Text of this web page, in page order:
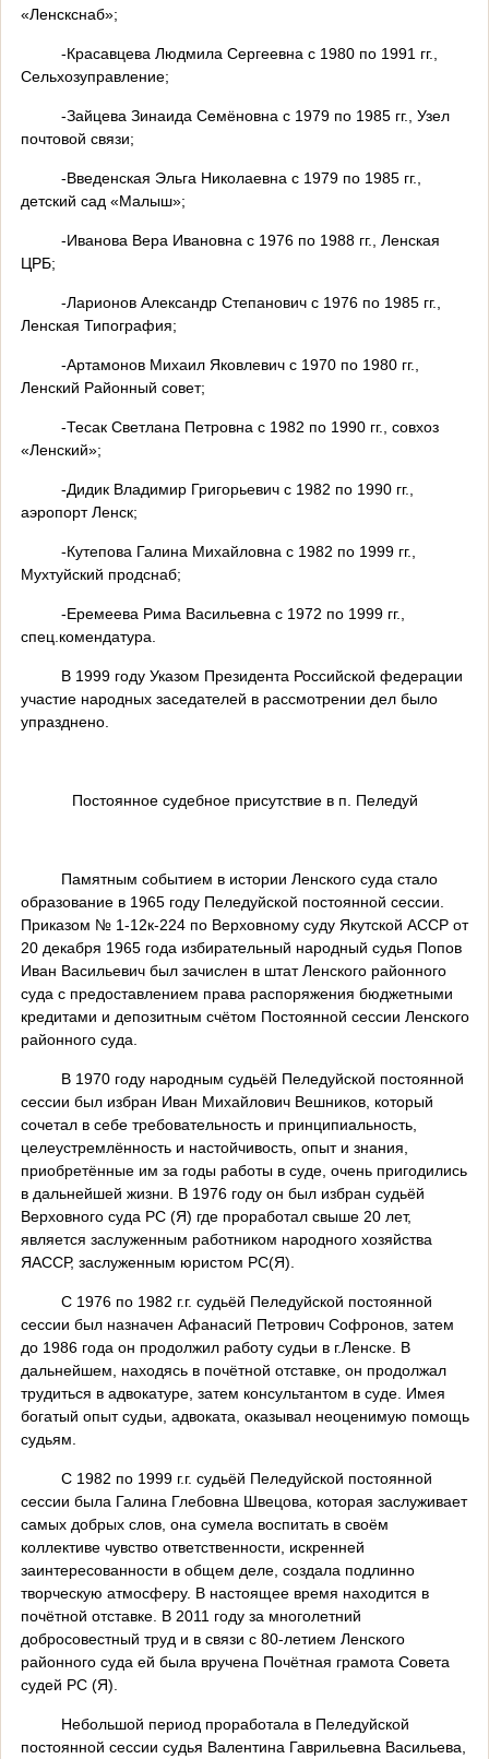
«Ленскснаб»;
-Красавцева Людмила Сергеевна с 1980 по 1991 гг.,
Сельхозуправление;
-Зайцева Зинаида Семёновна с 1979 по 1985 гг., Узел
почтовой связи;
-Введенская Эльга Николаевна с 1979 по 1985 гг.,
детский сад «Малыш»;
-Иванова Вера Ивановна с 1976 по 1988 гг., Ленская
ЦРБ;
-Ларионов Александр Степанович с 1976 по 1985 гг.,
Ленская Типография;
-Артамонов Михаил Яковлевич с 1970 по 1980 гг.,
Ленский Районный совет;
-Тесак Светлана Петровна с 1982 по 1990 гг., совхоз
«Ленский»;
-Дидик Владимир Григорьевич с 1982 по 1990 гг.,
аэропорт Ленск;
-Кутепова Галина Михайловна с 1982 по 1999 гг.,
Мухтуйский продснаб;
-Еремеева Рима Васильевна с 1972 по 1999 гг.,
спец.комендатура.
В 1999 году Указом Президента Российской федерации
участие народных заседателей в рассмотрении дел было
упразднено.
Постоянное судебное присутствие в п. Пеледуй
Памятным событием в истории Ленского суда стало
образование в 1965 году Пеледуйской постоянной сессии.
Приказом № 1-12к-224 по Верховному суду Якутской АССР от
20 декабря 1965 года избирательный народный судья Попов
Иван Васильевич был зачислен в штат Ленского районного
суда с предоставлением права распоряжения бюджетными
кредитами и депозитным счётом Постоянной сессии Ленского
районного суда.
В 1970 году народным судьёй Пеледуйской постоянной
сессии был избран Иван Михайлович Вешников, который
сочетал в себе требовательность и принципиальность,
целеустремлённость и настойчивость, опыт и знания,
приобретённые им за годы работы в суде, очень пригодились
в дальнейшей жизни. В 1976 году он был избран судьёй
Верховного суда РС (Я) где проработал свыше 20 лет,
является заслуженным работником народного хозяйства
ЯАССР, заслуженным юристом РС(Я).
С 1976 по 1982 г.г. судьёй Пеледуйской постоянной
сессии был назначен Афанасий Петрович Софронов, затем
до 1986 года он продолжил работу судьи в г.Ленске. В
дальнейшем, находясь в почётной отставке, он продолжал
трудиться в адвокатуре, затем консультантом в суде. Имея
богатый опыт судьи, адвоката, оказывал неоценимую помощь
судьям.
С 1982 по 1999 г.г. судьёй Пеледуйской постоянной
сессии была Галина Глебовна Швецова, которая заслуживает
самых добрых слов, она сумела воспитать в своём
коллективе чувство ответственности, искренней
заинтересованности в общем деле, создала подлинно
творческую атмосферу. В настоящее время находится в
почётной отставке. В 2011 году за многолетний
добросовестный труд и в связи с 80-летием Ленского
районного суда ей была вручена Почётная грамота Совета
судей РС (Я).
Небольшой период проработала в Пеледуйской
постоянной сессии судья Валентина Гаврильевна Васильева,